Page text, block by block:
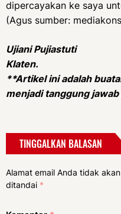
dipercayakan ke saya
(Agus sumber:
Ujiani Pujiastuti
Klaten.
**Artikel ini adalah
menjadi tanggung
TINGGALKAN BALASAN
Alamat email Anda tidak
ditandai *